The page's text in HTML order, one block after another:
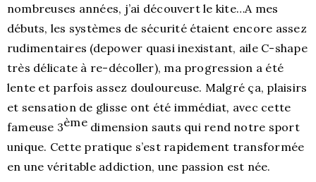
nombreuses années, j’ai découvert le kite…A mes
débuts, les systèmes de sécurité étaient encore assez
rudimentaires (depower quasi inexistant, aile C-shape
très délicate à re-décoller), ma progression a été
lente et parfois assez douloureuse. Malgré ça, plaisirs
et sensation de glisse ont été immédiat, avec cette
fameuse 3èmedimension sauts qui rend notre sport
unique. Cette pratique s’est rapidement transformée
en une véritable addiction, une passion est née.